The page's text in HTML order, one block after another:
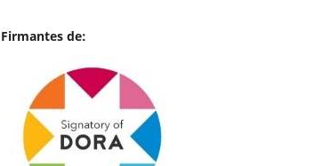
Firmantes de: